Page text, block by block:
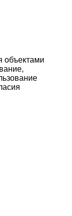
объектами